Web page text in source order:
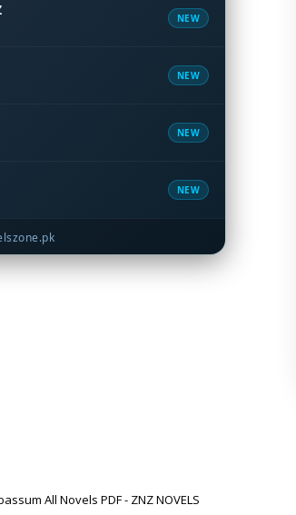
NEW
NEW
NEW
NEW
All Novels PDF - ZNZ NOVELS